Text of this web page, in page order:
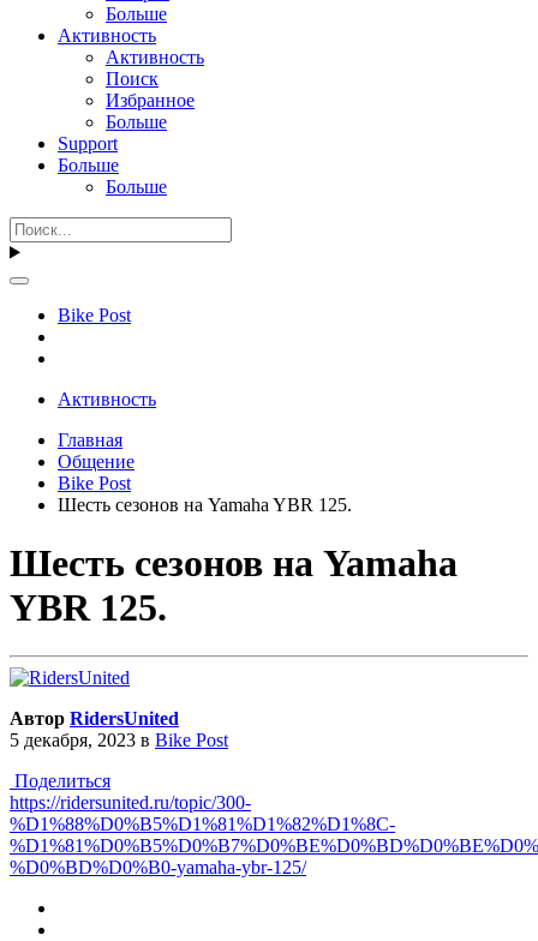
Больше
Активность
Активность
Поиск
Избранное
Больше
Support
Больше
Больше
Bike Post
Активность
Главная
Общение
Bike Post
Шесть сезонов на Yamaha YBR 125.
Шесть сезонов на Yamaha
YBR 125.
Автор RidersUnited
5 декабря, 2023 в Bike Post
Поделиться
https://ridersunited.ru/topic/300-
%D1%88%D0%B5%D1%81%D1%82%D1%8C-
%D0%BD%D0%B0-yamaha-ybr-125/